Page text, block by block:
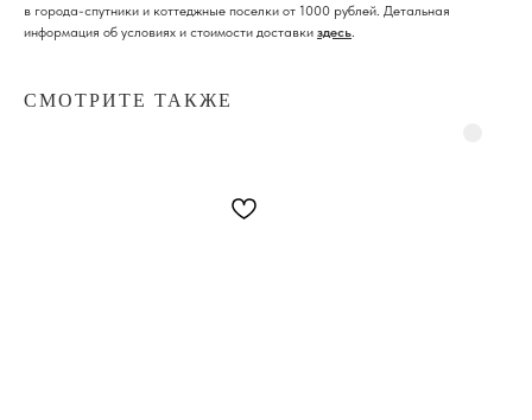
в города-спутники и коттеджные поселки от 1000 рублей. Детальная
информация об условиях и стоимости доставки здесь.
СМОТРИТЕ ТАКЖЕ